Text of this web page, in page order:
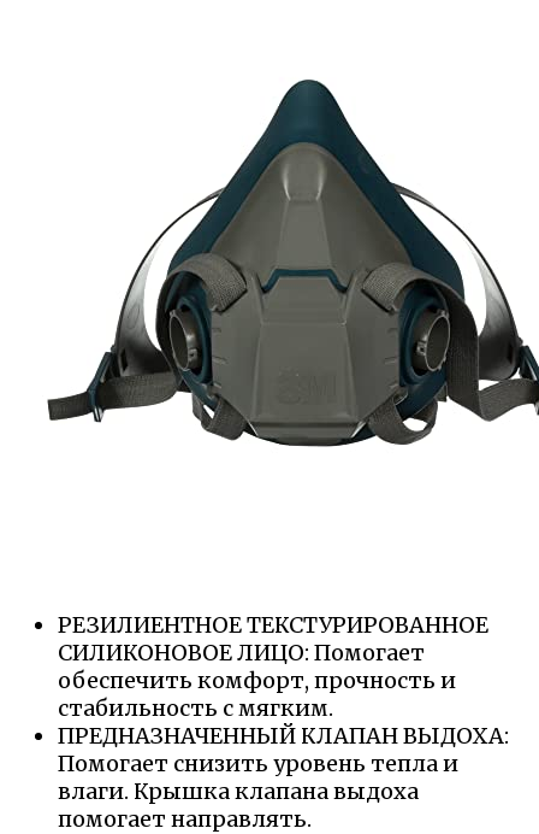
РЕЗИЛИЕНТНОЕ ТЕКСТУРИРОВАННОЕ
СИЛИКОНОВОЕ ЛИЦО: Помогает
обеспечить комфорт, прочность и
стабильность с мягким.
ПРЕДНАЗНАЧЕННЫЙ КЛАПАН ВЫДОХА:
Помогает снизить уровень тепла и
влаги. Крышка клапана выдоха
помогает направлять.